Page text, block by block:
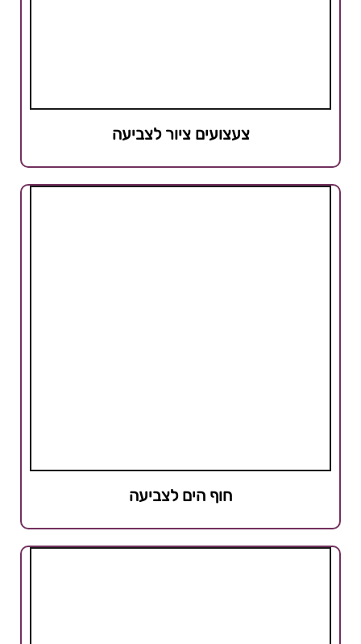
צעצועים ציור לצביעה
חוף הים לצביעה